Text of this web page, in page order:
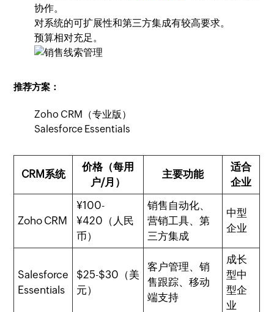
协作。
对系统的可扩展性和第三方集成有较高要求。
预算相对充足。
推荐方案：
Zoho CRM（专业版）
Salesforce Essentials
CRM系统
价格（每用
户/月）
主要功能
适合
企业
Zoho CRM
¥100-
¥420（人民
币）
销售自动化、
营销工具、第
三方集成
中型
企业
Salesforce
Essentials
$25-$30（美
元）
客户管理、销
售跟踪、移动
端支持
成长
型中
型企
业